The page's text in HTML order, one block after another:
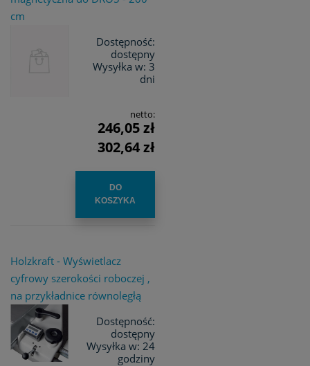
cm
Dostępność:
dostępny
Wysyłka w: 3
dni
netto:
246,05 zł
302,64 zł
DO
KOSZYKA
Holzkraft - Wyświetlacz
cyfrowy szerokości roboczej ,
na przykładnice równoległą
Dostępność:
dostępny
Wysyłka w: 24
godziny